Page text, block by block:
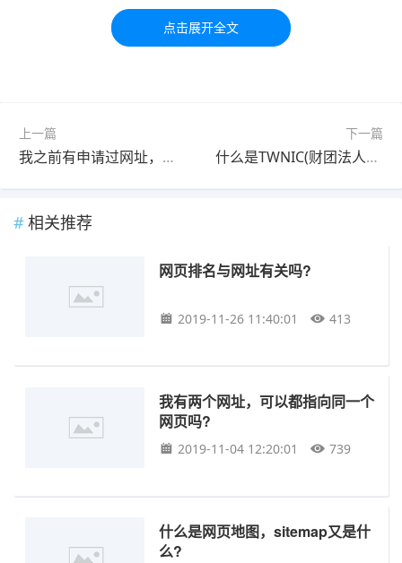
习交流，如有疑问，请联系我们48小时处理！！！！
上一篇
我之前有申请过网址，可是我忘记在哪申请的还有帐号密码，怎么办?
下一篇
什么是TWNIC(财团法人中国网络信息中心)？
相关推荐
网页排名与网址有关吗?
2019-11-26 11:40:01 413
我有两个网址，可以都指向同一个
网页吗?
2019-11-04 12:20:01 739
什么是网页地图，sitemap又是什
么?